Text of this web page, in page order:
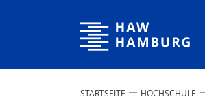
Hochschule für Angewandte
STARTSEITE HOCHSCHULE